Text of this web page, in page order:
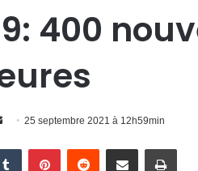
400
Envoyer
courriel
25 septembre 2021 à 12h59min
Tumblr PinterestReddit Partager par email